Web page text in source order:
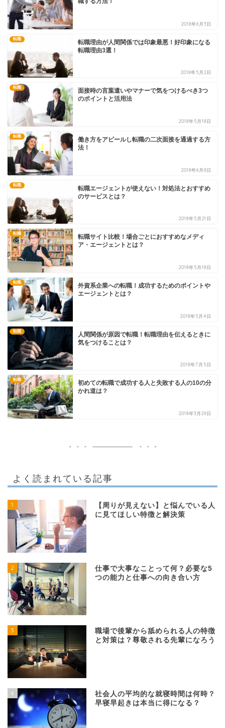
2018年6月3日
転職
転職理由が人間関係では印象最悪！好印象になる
転職理由3選！
2018年5月2日
転職
面接時の言葉遣いやマナーで気をつけるべき3つ
のポイントと活用法
2018年5月18日
転職
働き方をアピールし転職の二次面接を通過する方
法！
2018年6月8日
転職
転職エージェントが使えない！対処法とおすすめ
のサービスとは？
2018年5月21日
転職
転職サイト比較！場合ごとにおすすめなメディ
ア・エージェントとは？
2018年5月18日
転職
外資系企業への転職！成功するためのポイントや
エージェントとは？
2018年5月4日
転職
人間関係が原因で転職！転職理由を伝えるときに
気をつけることは？
2018年7月5日
転職
初めての転職で成功する人と失敗する人の10の分
かれ道は？
2018年3月29日
よく読まれている記事
1
【周りが見えない】と悩んでいる人
に見てほしい特徴と解決策
2
仕事で大事なことって何？必要な5
つの能力と仕事への向き合い方
3
職場で後輩から舐められる人の特徴
と対策は？尊敬される先輩になろう
4
社会人の平均的な就寝時間は何時？
早寝早起きは本当に得になる？